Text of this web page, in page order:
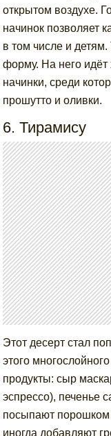
открытом воздухе.
начинок позволяет
в том числе и
форму. На него
начинки, среди
прошутто и оливки.
6. Тирамису
Этот десерт стал
этого
продукты: сыр
эспрессо), печенье
посыпают порошком
иногда добавляют